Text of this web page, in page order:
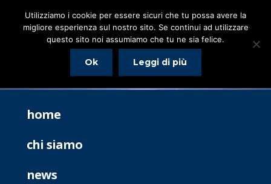
home
chi siamo
news
Utilizziamo i cookie per essere sicuri che tu possa avere la
migliore esperienza sul nostro sito. Se continui ad utilizzare
questo sito noi assumiamo che tu ne sia felice.
Ok Leggi di più